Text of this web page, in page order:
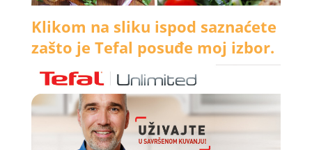
Klikom na sliku ispod saznaćete
zašto je Tefal posuđe moj izbor.